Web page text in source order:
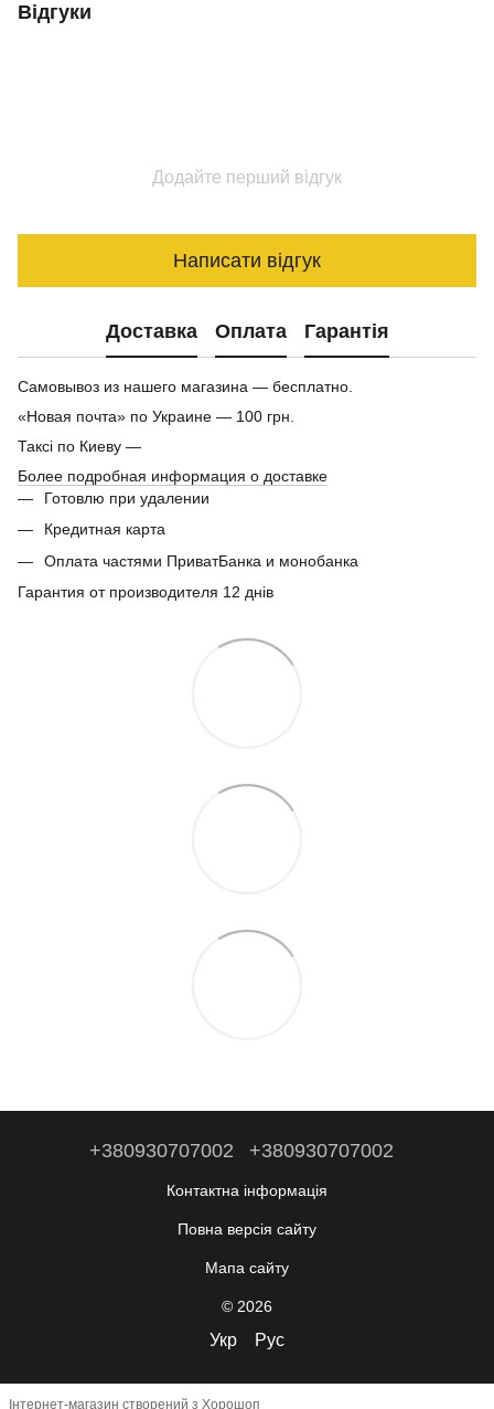
Відгуки
Додайте перший відгук
Написати відгук
Доставка Оплата Гарантія
Самовывоз из нашего магазина — бесплатно.
«Новая почта» по Украине — 100 грн.
Таксі по Киеву —
Более подробная информация о доставке
Готовлю при удалении
Кредитная карта
Оплата частями ПриватБанка и монобанка
Гарантия от производителя 12 днів
+380930707002 +380930707002
Контактна інформація
Повна версія сайту
Мапа сайту
© 2026
Укр Рус
Інтернет-магазин створений з Хорошоп